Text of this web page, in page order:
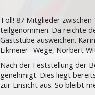
Toll! 87 Mitglieder zwischen
teilgenommen. Da reichte
Gaststube ausweichen.
Eikmeier- Wege, Norbert
Nach der Feststellung der
genehmigt. Dies liegt
zur Einsicht aus. So bleibt